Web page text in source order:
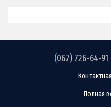
(067) 726-64-91
Полная